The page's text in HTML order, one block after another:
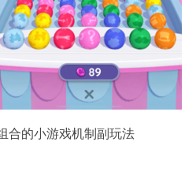
合的小游戏机制副玩法